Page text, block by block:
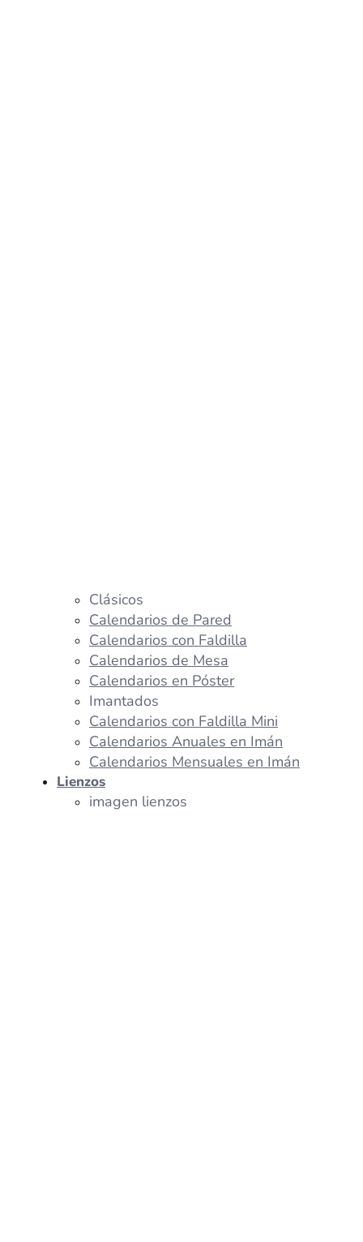
Clásicos
Calendarios de Pared
Calendarios con Faldilla
Calendarios de Mesa
Calendarios en Póster
Imantados
Calendarios con Faldilla Mini
Calendarios Anuales en Imán
Calendarios Mensuales en Imán
Lienzos
imagen lienzos